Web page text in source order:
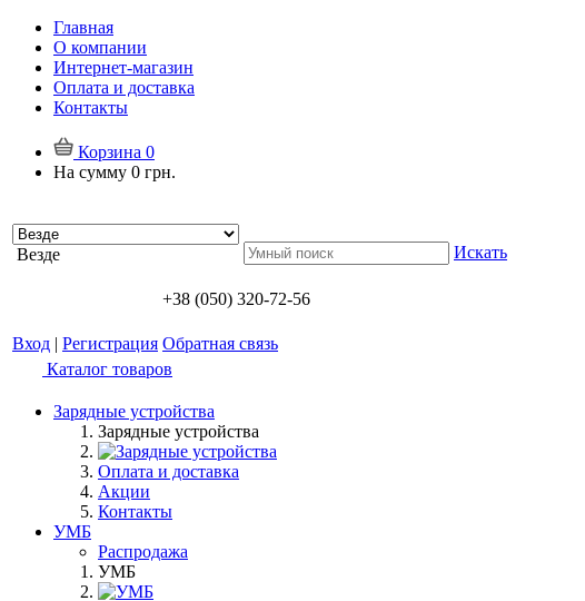
Главная
О компании
Интернет-магазин
Оплата и доставка
Контакты
Корзина 0
На сумму 0 грн.
Везде Искать
+38 (050) 320-72-56
Вход | Регистрация Обратная связь
Каталог товаров
Зарядные устройства
Зарядные устройства
Оплата и доставка
Акции
Контакты
УМБ
Распродажа
УМБ